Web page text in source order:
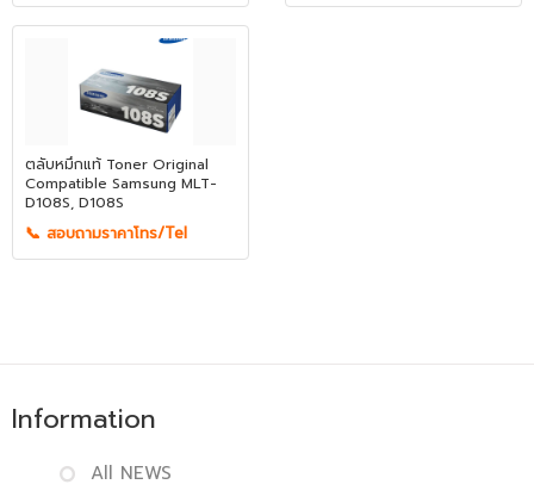
ตลับหมึกแท้ Toner Original
Compatible Samsung​​​​​​​ MLT-
D108S, D108S
📞 สอบถามราคาโทร/Tel
Information
All NEWS